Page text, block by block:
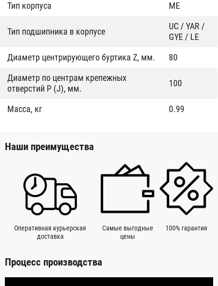
Тип корпуса ME
Тип подшипника в корпусе
UC / YAR /
GYE / LE
Диаметр центрирующего буртика Z, мм.
80
Диаметр по центрам крепежных
отверстий P (J), мм.
100
Масса, кг 0.99
Наши преимущества
Оперативная курьерская
доставка
Самые выгодные
цены
100% гарантия
Процесс производства